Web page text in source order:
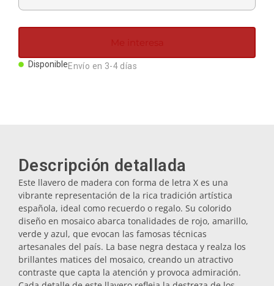
Imanes
Llaveros
Posavasos
Tapones
Aceiteras
Me interesa
DisponibleEnvío en 3-4 días
Descripción detallada
Este llavero de madera con forma de letra X es una
vibrante representación de la rica tradición artística
española, ideal como recuerdo o regalo. Su colorido
diseño en mosaico abarca tonalidades de rojo, amarillo,
verde y azul, que evocan las famosas técnicas
artesanales del país. La base negra destaca y realza los
brillantes matices del mosaico, creando un atractivo
contraste que capta la atención y provoca admiración.